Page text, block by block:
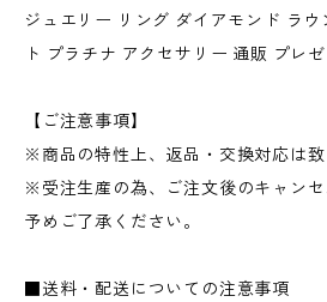
ジュエリー リング ダイアモンド ラウ
ト プラチナ アクセサリー 通販 プレ
【ご注意事項】
※商品の特性上、返品・交換対応は致
※受注生産の為、ご注文後のキャンセ
予めご了承ください。
■送料・配送についての注意事項